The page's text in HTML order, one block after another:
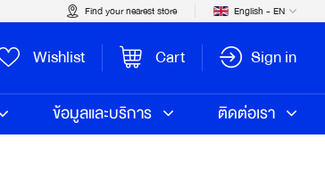
Find your nearest store English - EN
Wishlist Cart Sign in
ข้อมูลและบริการ ติดต่อเรา